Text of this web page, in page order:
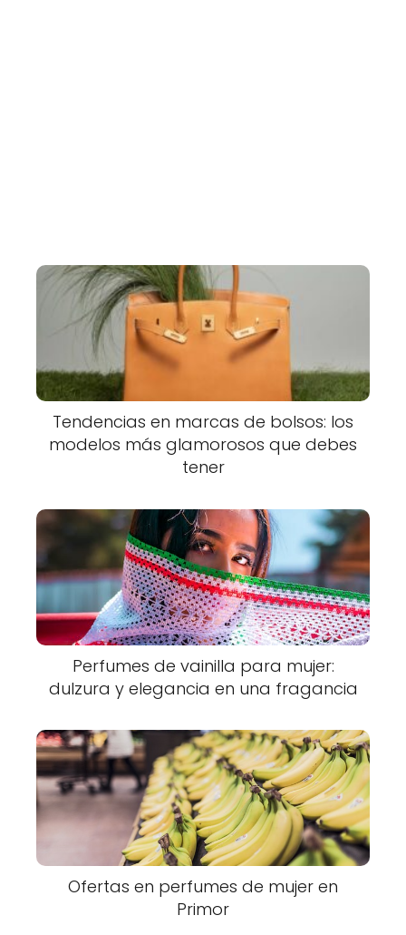
Tendencias en marcas de bolsos: los
modelos más glamorosos que debes
tener
Perfumes de vainilla para mujer:
dulzura y elegancia en una fragancia
Ofertas en perfumes de mujer en
Primor